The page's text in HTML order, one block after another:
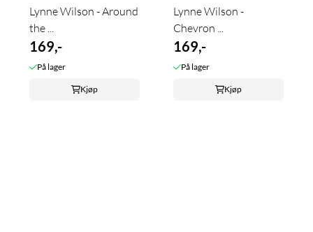
Lynne Wilson - Around
the ...
169,-
På lager
Kjøp
Lynne Wilson -
Chevron ...
169,-
På lager
Kjøp